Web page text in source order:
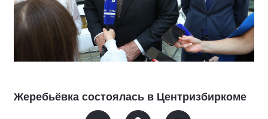
Жеребьёвка состоялась в Центризбиркоме